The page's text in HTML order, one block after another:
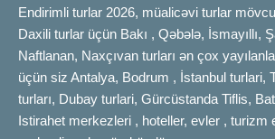
Endirimli turlar 2026, müalicəvi turlar
Daxili turlar üçün Bakı , Qəbələ, İsmayıllı,
Naftlanan, Naxçıvan turları ən çox
üçün siz Antalya, Bodrum , İstanbul turlari,
turları, Dubay turlari, Gürcüstanda Tiflis,
Istirahet merkezleri , hoteller, evler , turizm